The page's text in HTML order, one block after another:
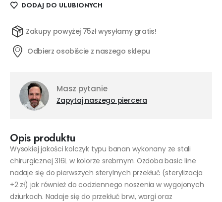
DODAJ DO ULUBIONYCH
Zakupy powyżej 75zł wysyłamy gratis!
Odbierz osobiście z naszego sklepu
Masz pytanie
Zapytaj naszego piercera
Opis produktu
Wysokiej jakości kolczyk typu banan wykonany ze stali
chirurgicznej 316L w kolorze srebrnym. Ozdoba basic line
nadaje się do pierwszych sterylnych przekłuć (sterylizacja
+2 zł) jak również do codziennego noszenia w wygojonych
dziurkach. Nadaje się do przekłuć brwi, wargi oraz